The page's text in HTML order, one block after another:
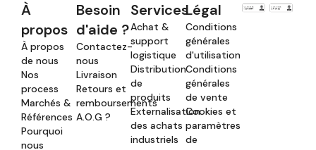
À
propos
À propos
de nous
Nos
process
Marchés &
Références
Pourquoi
nous
Besoin
d'aide ?
Contactez-
nous
Livraison
Retours et
remboursements
A.O.G ?
Services
Achat &
support
logistique
Distribution
de
produits
Externalisation
des achats
industriels
Légal
Conditions
générales
d'utilisation
Conditions
générales
de vente
Cookies et
paramètres
de